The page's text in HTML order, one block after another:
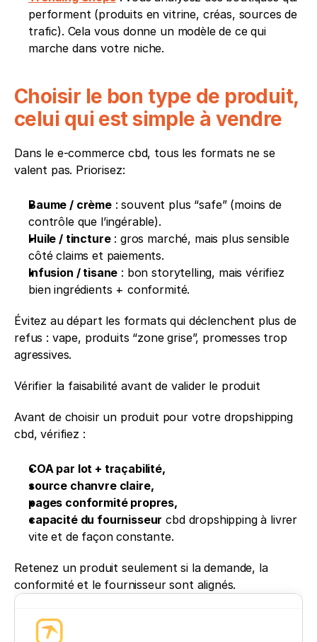
performent (produits en vitrine, créas, sources de
trafic). Cela vous donne un modèle de ce qui
marche dans votre niche.
Choisir le bon type de produit,
celui qui est simple à vendre
Dans le e-commerce cbd, tous les formats ne se
valent pas. Priorisez:
Baume / crème : souvent plus “safe” (moins de
contrôle que l’ingérable).
Huile / tincture : gros marché, mais plus sensible
côté claims et paiements.
Infusion / tisane : bon storytelling, mais vérifiez
bien ingrédients + conformité.
Évitez au départ les formats qui déclenchent plus de
refus : vape, produits “zone grise”, promesses trop
agressives.
Vérifier la faisabilité avant de valider le produit
Avant de choisir un produit pour votre dropshipping
cbd, vérifiez :
COA par lot + traçabilité,
source chanvre claire,
pages conformité propres,
capacité du fournisseur cbd dropshipping à livrer
vite et de façon constante.
Retenez un produit seulement si la demande, la
conformité et le fournisseur sont alignés.